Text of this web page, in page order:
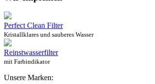
Perfect Clean Filter
Kristallklares und sauberes Wasser
Reinstwasserfilter
mit Farbindikator
Unsere Marken: